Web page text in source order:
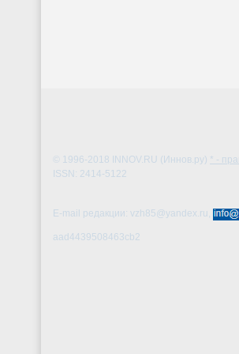
© 1996-2018 INNOV.RU (Иннов.ру) * -
ISSN: 2414-5122
E-mail редакции: vzh85@yandex.ru,
aad4439508463cb2